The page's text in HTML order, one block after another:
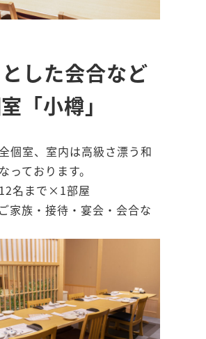
した会合など
「小樽」
個室、室内は高級さ漂う和
っております。
名まで×1部屋
家族・接待・宴会・会合な